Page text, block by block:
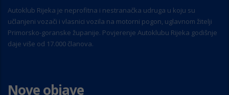
Autoklub Rijeka je neprofitna i nestranačka udruga u koju su
učlanjeni vozači i vlasnici vozila na motorni pogon, uglavnom žitelji
Primorsko-goranske županije. Povjerenje Autoklubu Rijeka godišnje
daje više od 17.000 članova.
Nove objave